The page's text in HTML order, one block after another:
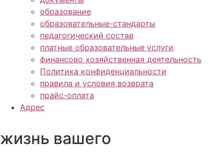
образование
образовательные-стандарты
педагогический состав
платные образовательные услуги
финансово хозяйственная деятельность
Политика конфиденциальности
правила и условия возврата
прайс-оплата
Адрес
жизнь вашего